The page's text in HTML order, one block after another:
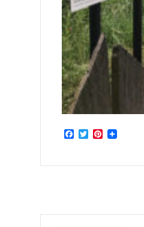
Facebook
TwitterPinterest